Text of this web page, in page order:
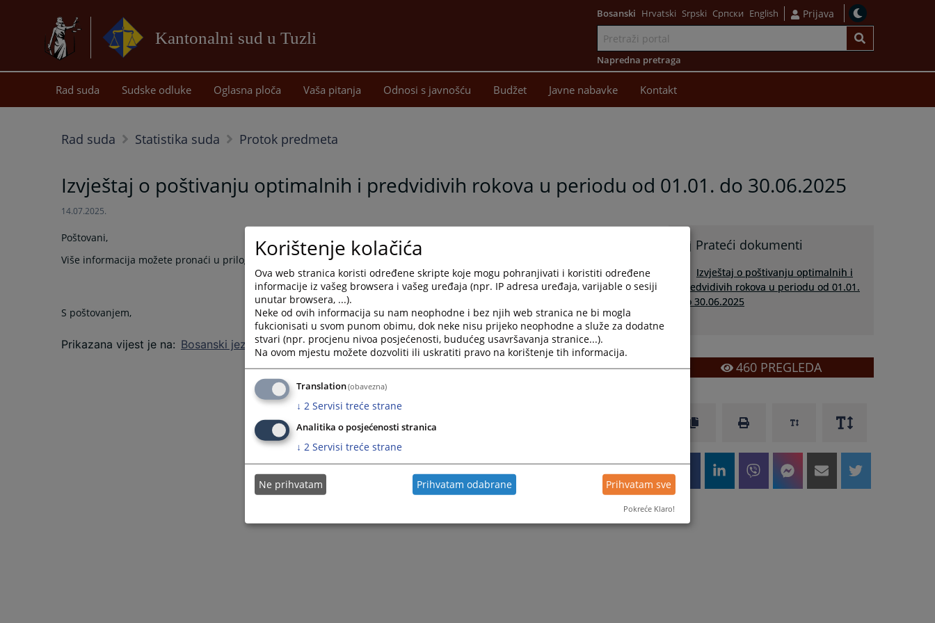
Kantonalni sud u Tuzli
sadržaj
Bosanski Hrvatski Srpski Српски English Prijava
Napredna pretraga
Rad suda Sudske odluke Oglasna ploča Vaša pitanja Odnosi s javnošću Budžet Javne nabavke Kontakt
Rad suda Statistika suda Protok predmeta
Izvještaj o poštivanju optimalnih i predvidivih rokova u periodu od 01.01. do 30.06.2025
14.07.2025.
Poštovani,
Više informacija možete pronaći u prilogu.
S poštovanjem,
Prikazana vijest je na: Bosanski jezik
Prateći dokumenti
Izvještaj o poštivanju optimalnih i
predvidivih rokova u periodu od 01.01.
do 30.06.2025
460PREGLEDA
Korištenje kolačića
Ova web stranica koristi određene skripte koje mogu pohranjivati i koristiti određene
informacije iz vašeg browsera i vašeg uređaja (npr. IP adresa uređaja, varijable o sesiji
unutar browsera, ...).
Neke od ovih informacija su nam neophodne i bez njih web stranica ne bi mogla
fukcionisati u svom punom obimu, dok neke nisu prijeko neophodne a služe za dodatne
stvari (npr. procjenu nivoa posjećenosti, budućeg usavršavanja stranice...).
Na ovom mjestu možete dozvoliti ili uskratiti pravo na korištenje tih informacija.
Translation(obavezna)
↓ 2 Servisi treće strane
Analitika o posjećenosti stranica
↓ 2 Servisi treće strane
Ne prihvatam Prihvatam odabrane Prihvatam sve
Pokreće Klaro!